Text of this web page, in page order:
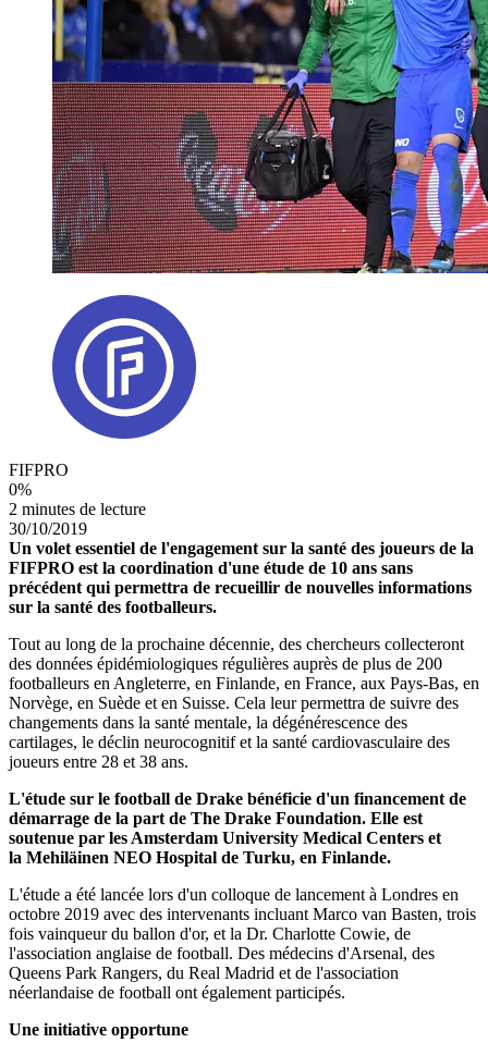
FIFPRO
0%
2 minutes de lecture
30/10/2019
Un volet essentiel de l'engagement sur la santé des joueurs de la
FIFPRO est la coordination d'une étude de 10 ans sans
précédent qui permettra de recueillir de nouvelles informations
sur la santé des footballeurs.
Tout au long de la prochaine décennie, des chercheurs collecteront
des données épidémiologiques régulières auprès de plus de 200
footballeurs en Angleterre, en Finlande, en France, aux Pays-Bas, en
Norvège, en Suède et en Suisse. Cela leur permettra de suivre des
changements dans la santé mentale, la dégénérescence des
cartilages, le déclin neurocognitif et la santé cardiovasculaire des
joueurs entre 28 et 38 ans.
L'étude sur le football de Drake bénéficie d'un financement de
démarrage de la part de The Drake Foundation. Elle est
soutenue par les Amsterdam University Medical Centers et
la Mehiläinen NEO Hospital de Turku, en Finlande.
L'étude a été lancée lors d'un colloque de lancement à Londres en
octobre 2019 avec des intervenants incluant Marco van Basten, trois
fois vainqueur du ballon d'or, et la Dr. Charlotte Cowie, de
l'association anglaise de football. Des médecins d'Arsenal, des
Queens Park Rangers, du Real Madrid et de l'association
néerlandaise de football ont également participés.
Une initiative opportune